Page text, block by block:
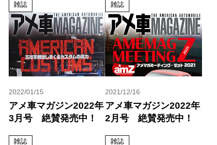
雑誌 雑誌
2022/01/15
アメ車マガジン2022年
3月号 絶賛発売中！
雑誌
2021/12/16
アメ車マガジン2022年
2月号 絶賛発売中！
雑誌